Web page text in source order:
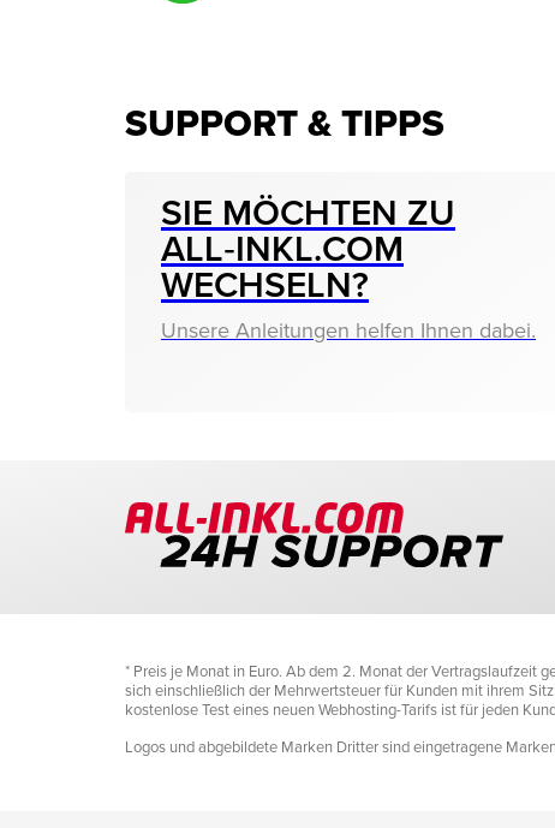
SUPPORT & TIPPS
SIE MÖCHTEN ZU
ALL‑INKL.COM
WECHSELN?
Unsere Anleitungen helfen Ihnen dabei.
* Preis je Monat in Euro. Ab dem 2. Monat der Vertragslaufzeit
sich einschließlich der Mehrwertsteuer für Kunden mit ihrem
kostenlose Test eines neuen Webhosting-Tarifs ist für jeden
Logos und abgebildete Marken Dritter sind eingetragene